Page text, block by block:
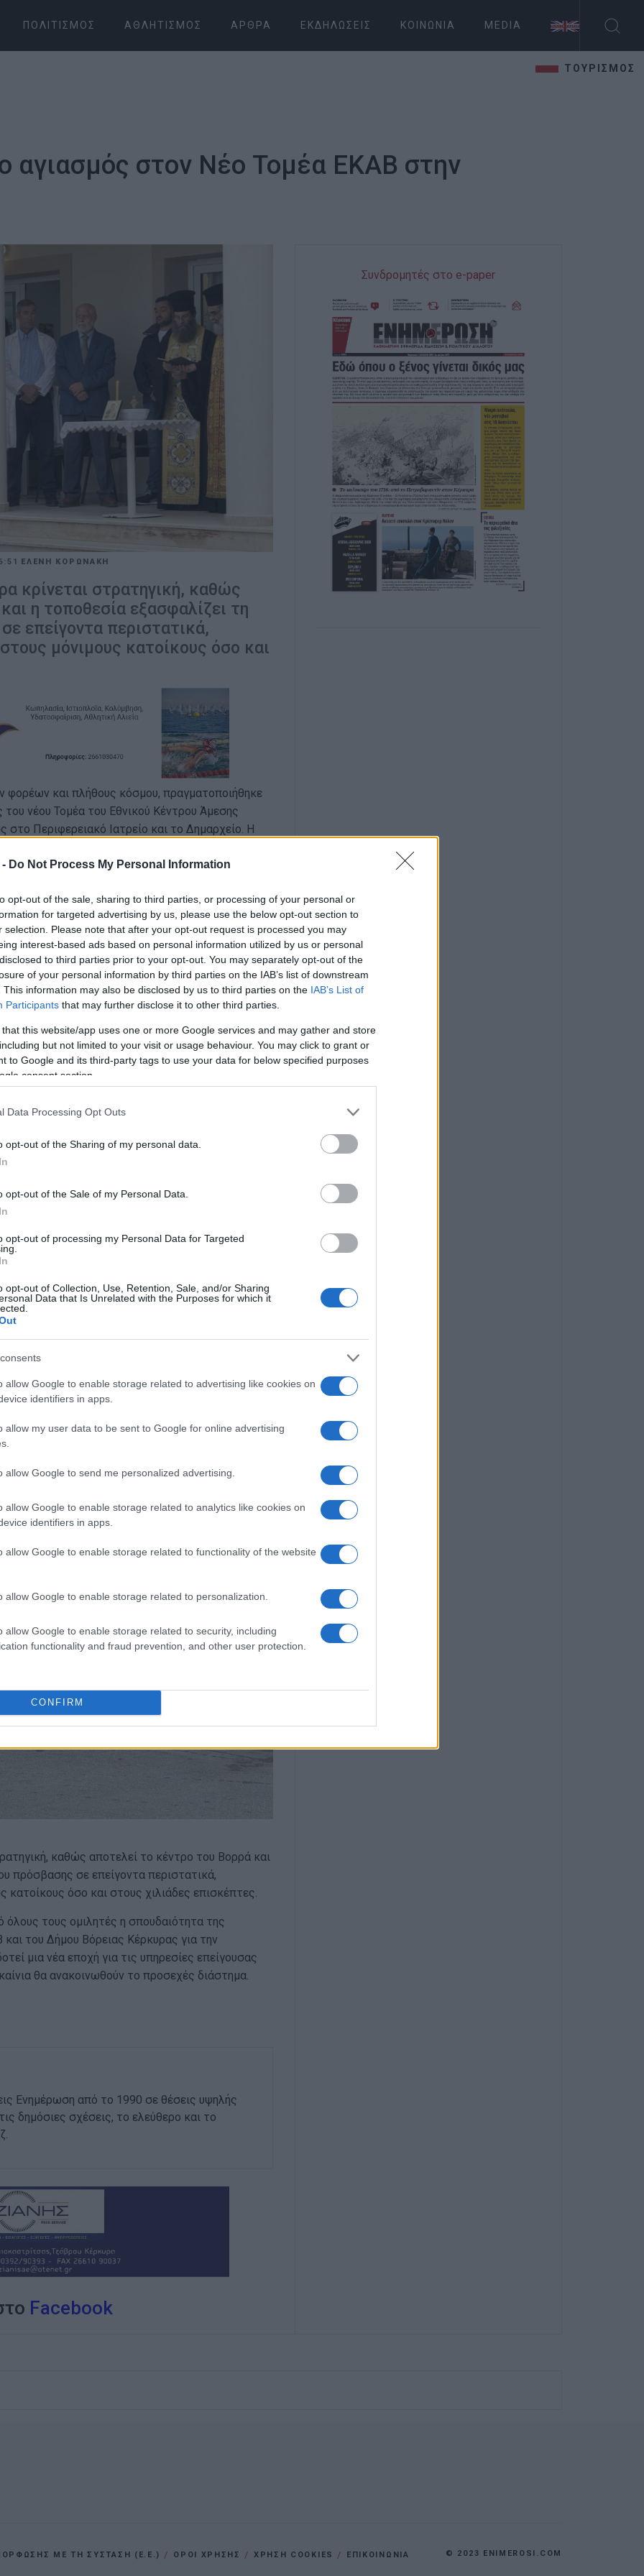
Do Not Process My Personal Information
opt-out of the sale, sharing to third parties, or processing of your personal or
for targeted advertising by us, please use the below opt-out section to
selection. Please note that after your opt-out request is processed you may
interest-based ads based on personal information utilized by us or personal
to third parties prior to your opt-out. You may separately opt-out of the
of your personal information by third parties on the IAB’s list of downstream
This information may also be disclosed by us to third parties on the IAB’s List of
Participants that may further disclose it to other third parties.
that this website/app uses one or more Google services and may gather and store
but not limited to your visit or usage behaviour. You may click to grant or
to Google and its third-party tags to use your data for below specified purposes
consent section.
Data Processing Opt Outs
opt-out of the Sharing of my personal data.
opt-out of the Sale of my Personal Data.
opt-out of processing my Personal Data for Targeted
opt-out of Collection, Use, Retention, Sale, and/or Sharing
Data that Is Unrelated with the Purposes for which it
allow Google to enable storage related to advertising like cookies on
identifiers in apps.
allow my user data to be sent to Google for online advertising
allow Google to send me personalized advertising.
allow Google to enable storage related to analytics like cookies on
identifiers in apps.
allow Google to enable storage related to functionality of the website
allow Google to enable storage related to personalization.
allow Google to enable storage related to security, including
functionality and fraud prevention, and other user protection.
CONFIRM
ΠΟΛΙΤΙΣΜΌΣ ΑΘΛΗΤΙΣΜΌΣ ΆΡΘΡΑ ΕΚΔΗΛΏΣΕΙΣ ΚΟΙΝΩΝΊΑ MEDIA
ΤΟΥΡΙΣΜΟΣ
αγιασμός στον Νέο Τομέα ΕΚΑΒ στην
ΕΛΕΝΗ ΚΟΡΩΝΑΚΗ
κρίνεται στρατηγική, καθώς
η τοποθεσία εξασφαλίζει τη
επείγοντα περιστατικά,
μόνιμους κατοίκους όσο και
και πλήθους κόσμου, πραγματοποιήθηκε
νέου Τομέα του Εθνικού Κέντρου Άμεσης
Περιφερειακό Ιατρείο και το Δημαρχείο. Η
τις έκτακτες ανάγκες της Βόρειας
ενός πολυετούς αιτήματος των
σημασίας για την άμεση υγειονομική κάλυψη του
από οκτώ (8) νέους διασώστες οι οποίοι
Οπως τόνισε στην "Ε" ο πρόεδρος των
στην πορεία θα προσληφθούν άλλοι 2 μόνιμοι
η πρόσληψή τους. Ετσι θα υπάρχουν
της με ένα πλήρως εξοπλισμένο ασθενοφόρο,
στην ευρύτερη περιοχή.
καθώς αποτελεί το κέντρο του Βορρά και
πρόσβασης σε επείγοντα περιστατικά,
όσο και στους χιλιάδες επισκέπτες.
όλους τους ομιλητές η σπουδαιότητα της
του Δήμου Βόρειας Κέρκυρας για την
μια νέα εποχή για τις υπηρεσίες επείγουσας
θα ανακοινωθούν το προσεχές διάστημα.
Ενημέρωση από το 1990 σε θέσεις υψηλής
δημόσιες σχέσεις, το ελεύθερο και το
Facebook
Συνδρομητές στο e-paper
ΜΕ ΤΗ ΣΥΣΤΑΣΗ (Ε.Ε.) ΌΡΟΙ ΧΡΗΣΗΣ ΧΡΗΣΗ COOKIES ΕΠΙΚΟΙΝΩΝΙΑ © 2023 ENIMEROSI.COM